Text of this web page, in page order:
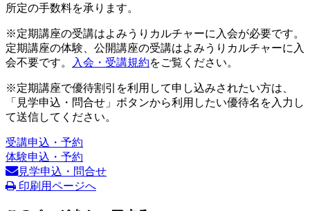
所定の手数料を承ります。
※定期講座の受講はよみうりカルチャーに入会が必要です。
定期講座の体験、公開講座の受講はよみうりカルチャーに入
会不要です。
入会・受講規約をご覧ください。
※定期講座で優待割引を利用して申し込みされたい方は、
「見学申込・問合せ」ボタンから利用したい優待名を入力し
て送信してください。
受講申込・予約
体験申込・予約
見学申込・問合せ
印刷用ページへ